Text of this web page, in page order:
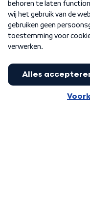
Word Lid